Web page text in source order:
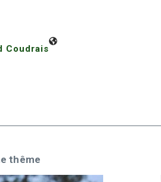
Coudrais
thême